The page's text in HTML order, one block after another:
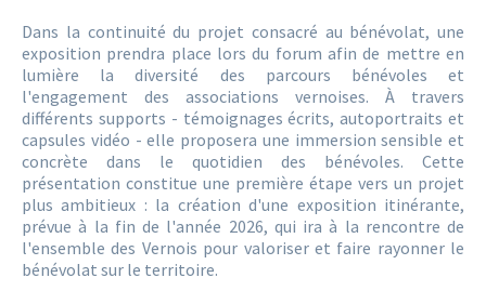
Dans la continuité du projet consacré au bénévolat, une
exposition prendra place lors du forum afin de mettre en
lumière la diversité des parcours bénévoles et
l'engagement des associations vernoises. À travers
différents supports - témoignages écrits, autoportraits et
capsules vidéo - elle proposera une immersion sensible et
concrète dans le quotidien des bénévoles. Cette
présentation constitue une première étape vers un projet
plus ambitieux : la création d'une exposition itinérante,
prévue à la fin de l'année 2026, qui ira à la rencontre de
l'ensemble des Vernois pour valoriser et faire rayonner le
bénévolat sur le territoire.